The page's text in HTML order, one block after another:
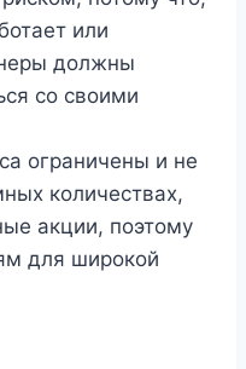
или
должны
со своими
ограничены и не
количествах,
акции, поэтому
для широкой